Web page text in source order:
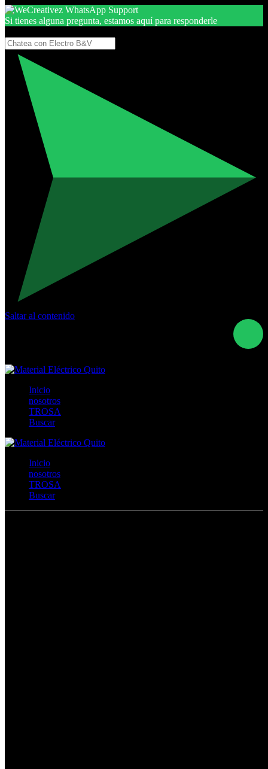
Si tienes alguna pregunta, estamos aquí para responderle
Saltar al contenido
Inicio
nosotros
TROSA
Buscar
Inicio
nosotros
TROSA
Buscar